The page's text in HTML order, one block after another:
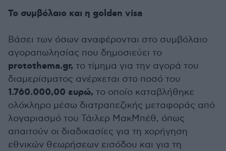
To συμβόλαιο και η golden visa
Βάσει των όσων αναφέρονται στο συμβόλαιο
αγοραπωλησίας που δημοσιεύει το
protothema.gr, το τίμημα για την αγορά του
διαμερίσματος ανέρχεται στο ποσό του
1.760.000,00 ευρώ, το οποίο καταβλήθηκε
ολόκληρο μέσω διατραπεζικής μεταφοράς από
λογαριασμό του Τάιλερ ΜακΜπέθ, όπως
απαιτούν οι διαδικασίες για τη χορήγηση
εθνικών θεωρήσεων εισόδου και για τη